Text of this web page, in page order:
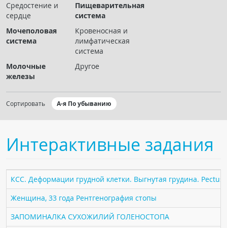
Презентации
Журнал "Лучевая диагностика и терапия"
КНИЖНЫЙ МАГАЗИН
ПАЦИЕНТАМ
Где пройти обследование
Компьютерная томография (КТ)
Магнитно-резонансная томография (МРТ)
Средостение и
сердце
Пищеварительная
система
Мочеполовая
система
Кровеносная и
лимфатическая
система
Молочные
железы
Другое
Сортировать А-я По убыванию
Интерактивные задания
КСС. Деформации грудной клетки. Выгнутая грудина. Pectus
Женщина, 33 года Рентгенография стопы
ЗАПОМИНАЛКА СУХОЖИЛИЙ ГОЛЕНОСТОПА